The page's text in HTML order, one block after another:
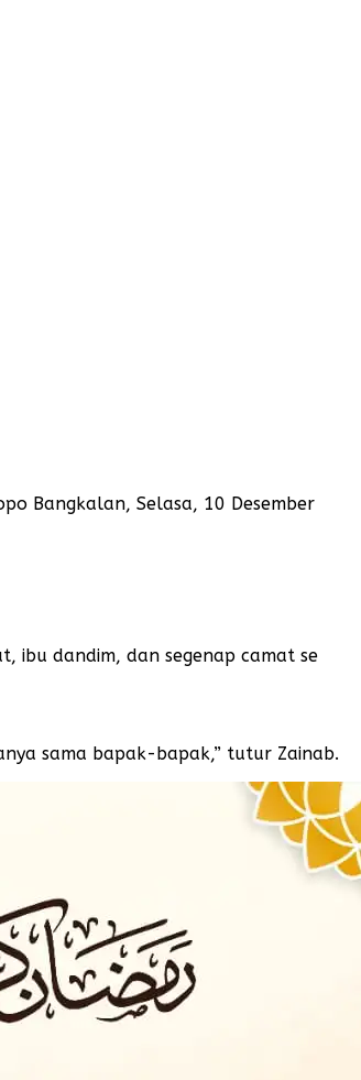
Bangkalan, Selasa, 10 Desember
ibu dandim, dan segenap camat se
sama bapak-bapak,” tutur Zainab.